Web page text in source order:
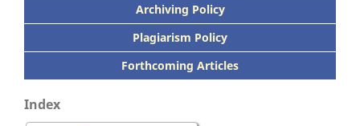
Archiving Policy
Plagiarism Policy
Forthcoming Articles
Index